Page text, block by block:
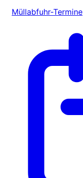
Müllabfuhr-Termine